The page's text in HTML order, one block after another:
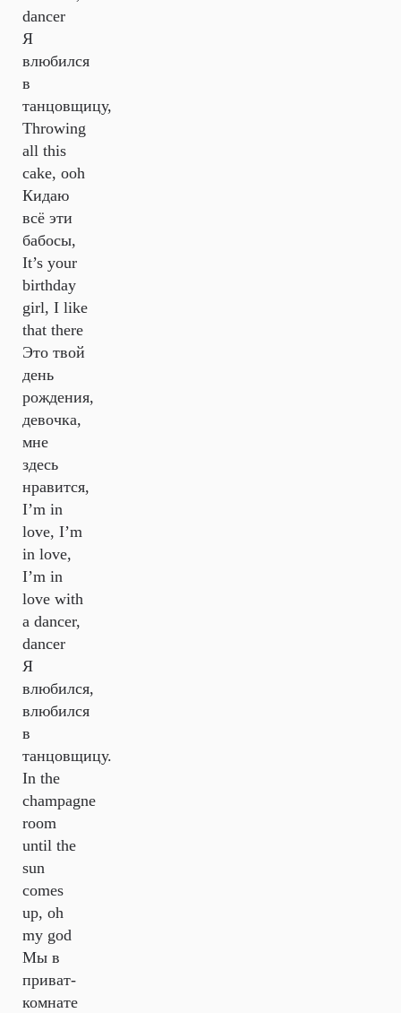
dancer
Я
влюбился
в
танцовщицу,
Throwing
all this
cake, ooh
Кидаю
всё эти
бабосы,
It’s your
birthday
girl, I like
that there
Это твой
день
рождения,
девочка,
мне
здесь
нравится,
I’m in
love, I’m
in love,
I’m in
love with
a dancer,
dancer
Я
влюбился,
влюбился
в
танцовщицу.
In the
champagne
room
until the
sun
comes
up, oh
my god
Мы в
приват-
комнате